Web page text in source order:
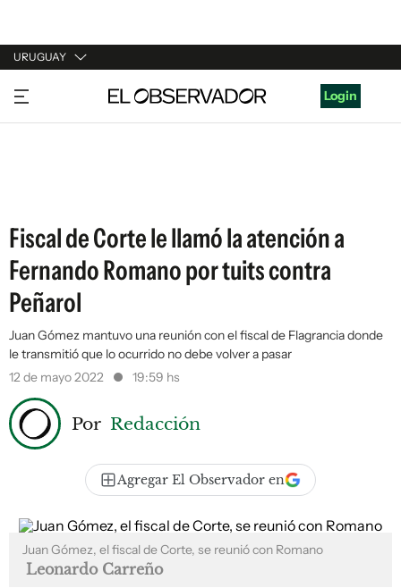
URUGUAY
URUGUAY
ARGENTINA
Login
Fiscal de Corte le llamó la atención a
Fernando Romano por tuits contra
Peñarol
Juan Gómez mantuvo una reunión con el fiscal de Flagrancia donde
le transmitió que lo ocurrido no debe volver a pasar
12 de mayo 2022
19:59 hs
Por Redacción
Agregar El Observador en
Juan Gómez, el fiscal de Corte, se reunió con Romano
Leonardo Carreño